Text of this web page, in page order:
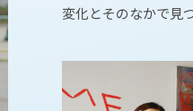
変化とそのなかで見